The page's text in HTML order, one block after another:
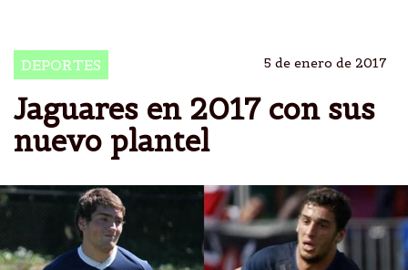
DEPORTES 5 de enero de 2017
Jaguares en 2017 con sus
nuevo plantel